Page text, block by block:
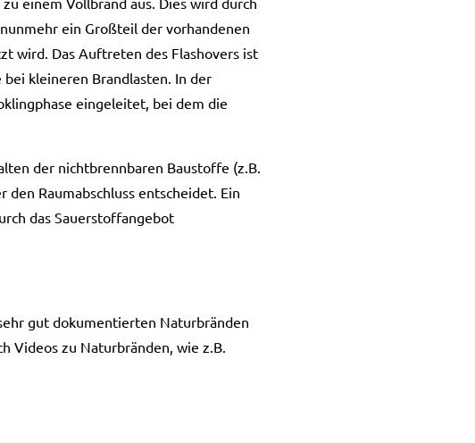
ein Großteil der vorhandenen
wird. Das Auftreten des Flashovers ist
kleineren Brandlasten. In der
eingeleitet, bei dem die
der nichtbrennbaren Baustoffe (z.B.
Raumabschluss entscheidet. Ein
das Sauerstoffangebot
gut dokumentierten Naturbränden
Videos zu Naturbränden, wie z.B.